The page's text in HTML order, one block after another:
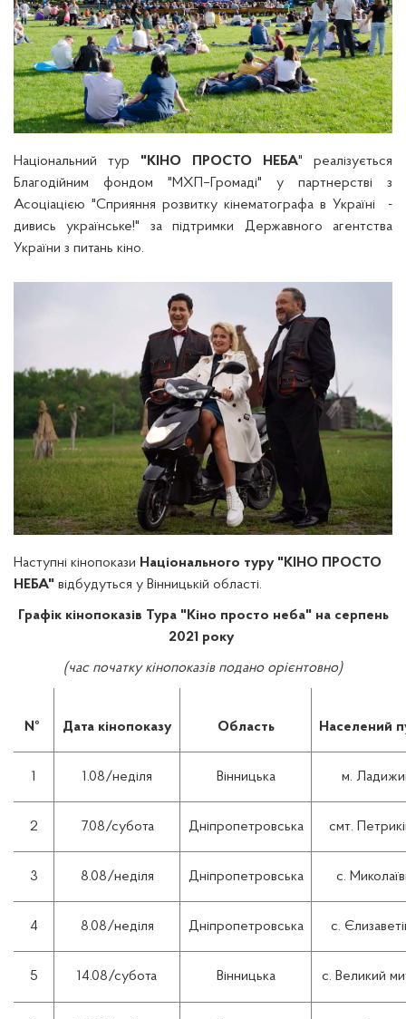
Національний тур "КІНО ПРОСТО НЕБА" реалізується
Благодійним фондом "МХП–Громаді" у партнерстві з
Асоціацією "Сприяння розвитку кінематографа в Україні -
дивись українське!" за підтримки Державного агентства
України з питань кіно.
Наступні кінопокази Національного туру "КІНО ПРОСТО
НЕБА" відбудуться у Вінницькій області.
Графік кінопоказів Тура "Кіно просто неба" на серпень
2021 року
(час початку кінопоказів подано орієнтовно)
№ Дата кінопоказу Область Населений
1 1.08/неділя Вінницька м.
2 7.08/субота Дніпропетровська смт.
3 8.08/неділя Дніпропетровська с.
4 8.08/неділя Дніпропетровська с.
5 14.08/субота Вінницька с. Великий